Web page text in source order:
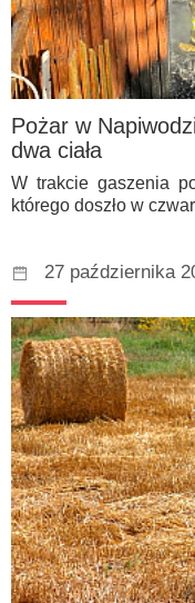
Pożar w
dwa ciała
W trakcie gaszenia
którego doszło w
27 października